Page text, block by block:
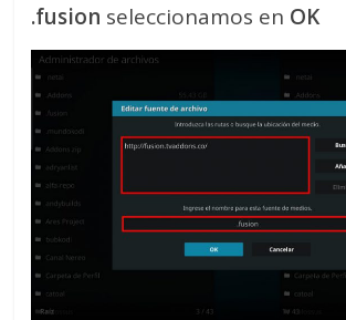
.fusion seleccionamos en OK